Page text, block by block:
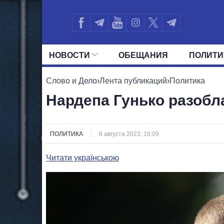
НОВОСТИ ОБЕЩАНИЯ
ВСЕ ПОЛИТИКИ ПРЕЗИДЕНТ И
Слово и Дело›Лента публикаций›Политика
Нардепа Гунько
ПОЛИТИКА 8 августа 2023, 16:09
Читати українською